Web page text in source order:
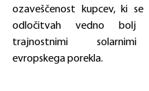
ozaveščenost kupcev, ki se
odločitvah vedno bolj
trajnostnimi
evropskega porekla.